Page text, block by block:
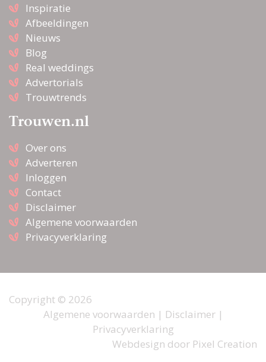
Inspiratie
Afbeeldingen
Nieuws
Blog
Real weddings
Advertorials
Trouwtrends
Trouwen.nl
Over ons
Adverteren
Inloggen
Contact
Disclaimer
Algemene voorwaarden
Privacyverklaring
Copyright © 2026
Algemene voorwaarden | Disclaimer|
Privacyverklaring
Webdesign door Pixel Creation